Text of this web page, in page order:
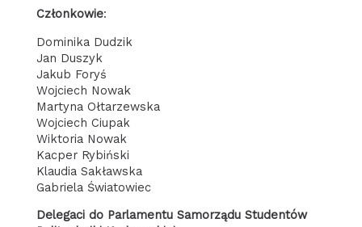
Członkowie:
Dominika Dudzik
Jan Duszyk
Jakub Foryś
Wojciech Nowak
Martyna Ołtarzewska
Wojciech Ciupak
Wiktoria Nowak
Kacper Rybiński
Klaudia Sakławska
Gabriela Światowiec
Delegaci do Parlamentu Samorządu Studentów